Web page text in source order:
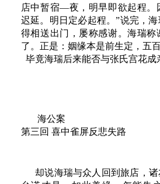
店中暂宿—夜，明早即欲起程。
迟延。明日定必起程。”说完，
得相送出门，屡称感谢。海瑞称
了。正是：姻缘本是前生定，五
毕竟海瑞后来能否与张氏宫花成
海公案
第三回 喜中雀屏反悲失路
却说海瑞与众人回到旅店，